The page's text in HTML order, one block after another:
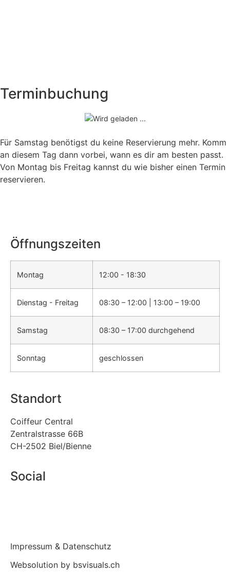
Terminbuchung
Für Samstag benötigst du keine Reservierung mehr. Komm
an diesem Tag dann vorbei, wann es dir am besten passt.
Von Montag bis Freitag kannst du wie bisher einen Termin
reservieren.
Öffnungszeiten
Montag 12:00 - 18:30
Dienstag - Freitag 08:30 – 12:00 | 13:00 – 19:00
Samstag 08:30 – 17:00 durchgehend
Sonntag geschlossen
Standort
Coiffeur Central
Zentralstrasse 66B
CH-2502 Biel/Bienne
Social
Impressum & Datenschutz
Websolution by bsvisuals.ch